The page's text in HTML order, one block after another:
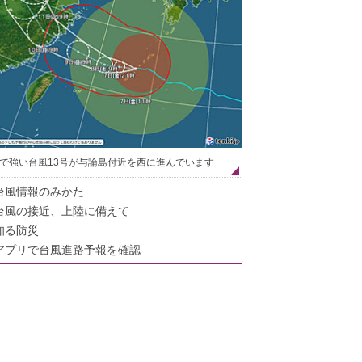
強い台風13号が与論島付近を西に進んでいます
風情報のみかた
風の接近、上陸に備えて
る防災
プリで台風進路予報を確認